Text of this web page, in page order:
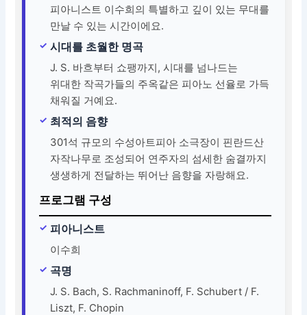
피아니스트 이수희의 특별하고 깊이 있는 무대를
만날 수 있는 시간이에요.
시대를 초월한 명곡
J. S. 바흐부터 쇼팽까지, 시대를 넘나드는
위대한 작곡가들의 주옥같은 피아노 선율로 가득
채워질 거예요.
최적의 음향
301석 규모의 수성아트피아 소극장이 핀란드산
자작나무로 조성되어 연주자의 섬세한 숨결까지
생생하게 전달하는 뛰어난 음향을 자랑해요.
프로그램 구성
피아니스트
이수희
곡명
J. S. Bach, S. Rachmaninoff, F. Schubert / F.
Liszt, F. Chopin